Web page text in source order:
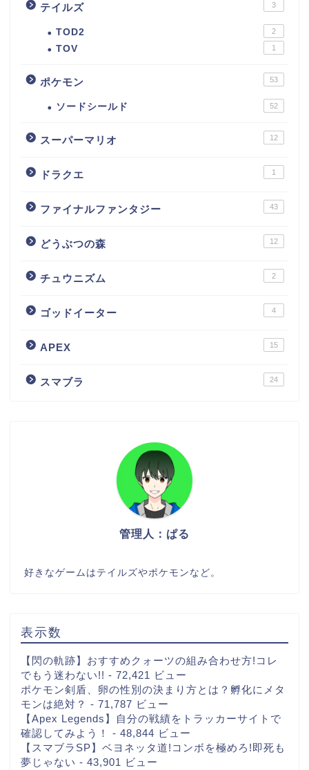
テイルズ 3
TOD2 2
TOV 1
ポケモン 53
ソードシールド 52
スーパーマリオ 12
ドラクエ 1
ファイナルファンタジー 43
どうぶつの森 12
チュウニズム 2
ゴッドイーター 4
APEX 15
スマブラ 24
管理人：ぱる
好きなゲームはテイルズやポケモンなど。
表示数
【閃の軌跡】おすすめクォーツの組み合わせ方!コレ
でもう迷わない!! - 72,421 ビュー
ポケモン剣盾、卵の性別の決まり方とは？孵化にメタ
モンは絶対？ - 71,787 ビュー
【Apex Legends】自分の戦績をトラッカーサイトで
確認してみよう！
- 48,844 ビュー
【スマブラSP】ベヨネッタ道!コンボを極めろ!即死も
夢じゃない - 43,901 ビュー